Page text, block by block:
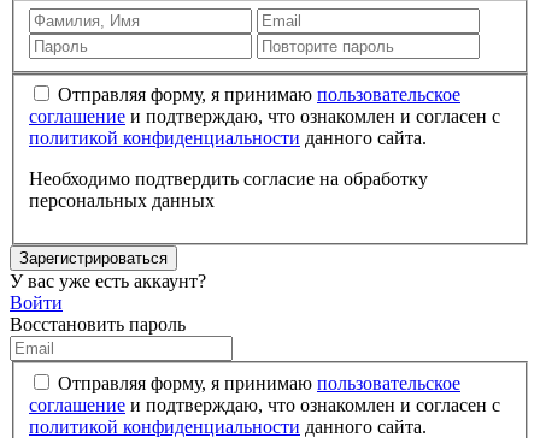
Отправляя форму, я принимаю пользовательское
соглашение и подтверждаю, что ознакомлен и согласен с
политикой конфиденциальности данного сайта.
Необходимо подтвердить согласие на обработку
персональных данных
Зарегистрироваться
У вас уже есть аккаунт?
Войти
Восстановить пароль
Отправляя форму, я принимаю пользовательское
соглашение и подтверждаю, что ознакомлен и согласен с
политикой конфиденциальности данного сайта.